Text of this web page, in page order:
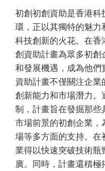
初創初創資助是香港
環，正以其獨特的魅
科技創新的火花。在
創資助計畫為眾多初
和發展機遇，成為他
資助計畫不僅關注企
創新能力和市場潛力
制，計畫旨在發掘那
市場前景的初創企業
場等多方面的支持。
業得以快速突破技術
廣。同時，計畫還積